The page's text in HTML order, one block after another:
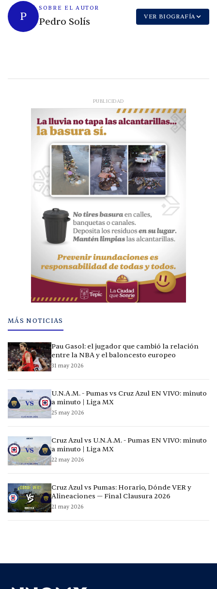
P
SOBRE EL AUTOR
Pedro Solís VER BIOGRAFÍA
PUBLICIDAD
MÁS NOTICIAS
Pau Gasol: el jugador que cambió la relación
entre la NBA y el baloncesto europeo
31 may 2026
U.N.A.M. - Pumas vs Cruz Azul EN VIVO: minuto
a minuto | Liga MX
25 may 2026
Cruz Azul vs U.N.A.M. - Pumas EN VIVO: minuto
a minuto | Liga MX
22 may 2026
Cruz Azul vs Pumas: Horario, Dónde VER y
Alineaciones — Final Clausura 2026
21 may 2026